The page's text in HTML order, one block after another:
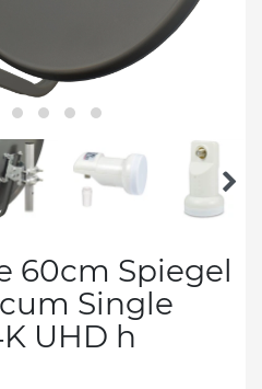
60cm Spiegel
Single
UHD h